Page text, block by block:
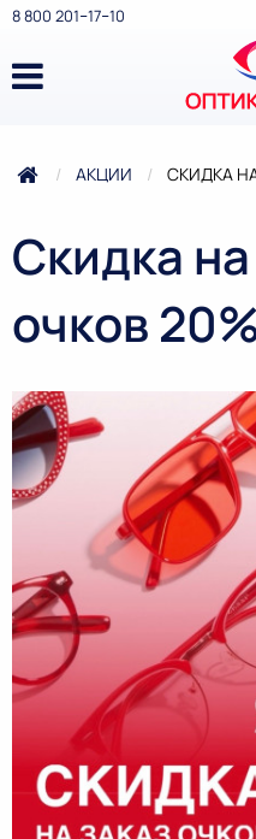
8 800 201‒17‒10
АКЦИИ ТЕКУЩАЯ:
СКИДКА
Скидка
очков